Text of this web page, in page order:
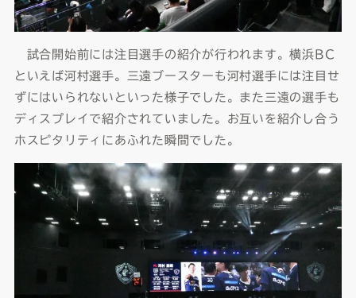
試合開始前には注目選手の紹介が行われます。横浜BC
といえば河村選手。三遠ブースターも河村選手には注目せ
ずにはいられないといった様子でした。また三遠の選手も
ディスプレイで紹介されていました。お互いを紹介し合う
ホスピタリティにあふれた瞬間でした。